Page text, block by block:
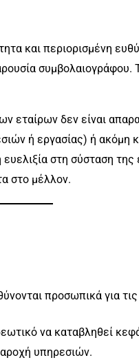
και περιορισμένη
συμβολαιογράφου.
εταίρων δεν είναι
ή εργασίας) ή ακόμη
στη σύσταση της
στο μέλλον.
προσωπικά για
να καταβληθεί
υπηρεσιών.